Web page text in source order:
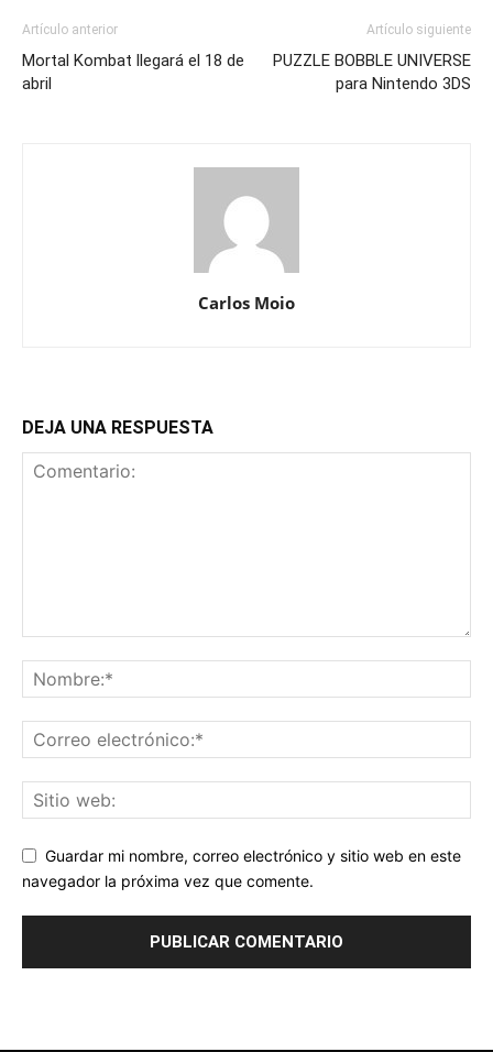
Artículo anterior
Mortal Kombat llegará el 18 de
abril
Artículo siguiente
PUZZLE BOBBLE UNIVERSE
para Nintendo 3DS
Carlos Moio
DEJA UNA RESPUESTA
Guardar mi nombre, correo electrónico y sitio web en este
navegador la próxima vez que comente.